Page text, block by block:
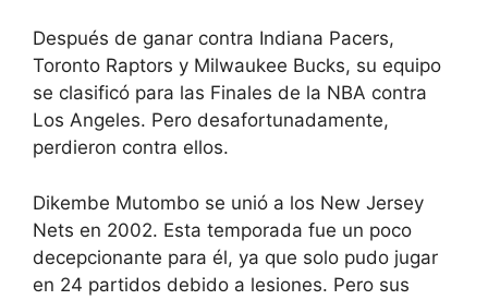
Después de ganar contra Indiana Pacers,
Toronto Raptors y Milwaukee Bucks, su equipo
se clasificó para las Finales de la NBA contra
Los Angeles. Pero desafortunadamente,
perdieron contra ellos.
Dikembe Mutombo se unió a los New Jersey
Nets en 2002. Esta temporada fue un poco
decepcionante para él, ya que solo pudo jugar
en 24 partidos debido a lesiones. Pero sus